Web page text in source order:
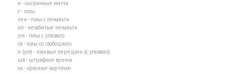
и - сыгранные матчи
г - голы
пен - голы с пенальти
нп - незабитые пенальти
угл - голы с углового
св - голы со свободного
п (угл) - голевые передачи (с углового)
шв - штрафное время
кк - красные карточки